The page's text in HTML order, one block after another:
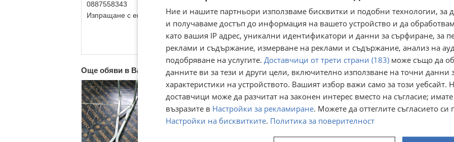
0887558343
Изпращане с еконт само след предварителен депозит от 10 лв.
Още обяви в Bazar.BG
Ние и нашите партньори използваме бисквитки и подобни технологии, за
и получаваме достъп до информация на вашето устройство и да
като вашия IP адрес, уникални идентификатори и данни за сърфиране, за
реклами и съдържание, измерване на реклами и съдържание, анализ на
подобряване на услугите. Доставчици от трети страни (183) може също да
данните ви за тези и други цели, включително използване на точни данни
характеристики на устройството. Вашият избор важи само за този уебсайт.
доставчици може да разчитат на законен интерес вместо на съгласие;
възразите в Настройки за рекламиране. Можете да оттеглите съгласието си
Настройки на бисквитките. Политика за поверителност